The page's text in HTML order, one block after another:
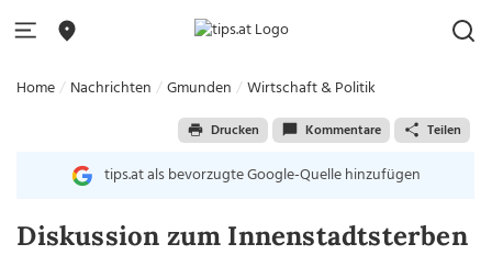
Home Nachrichten Gmunden Wirtschaft & Politik
Drucken Kommentare Teilen
tips.at als bevorzugte Google-Quelle hinzufügen
Diskussion zum Innenstadtsterben